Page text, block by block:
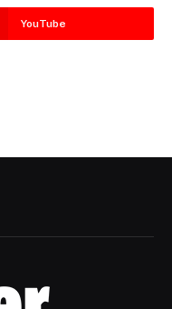
YouTube